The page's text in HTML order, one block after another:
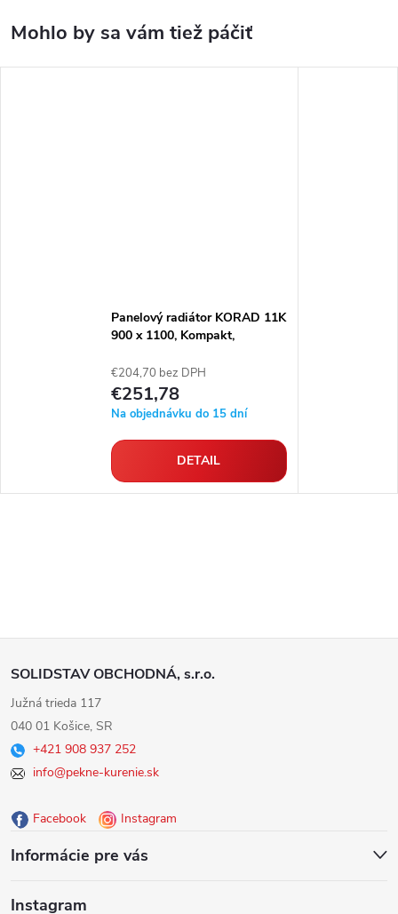
Panelový radiátor KORAD 11K
900 x 1100, Kompakt,
€204,70 bez DPH
€251,78
Na objednávku do 15 dní
DETAIL
Z
á
p
ä
SOLIDSTAV OBCHODNÁ, s.r.o.
Južná trieda 117
040 01 Košice, SR
+421 908 937 252
info@pekne-kurenie.sk
Facebook Instagram
Informácie pre vás
Instagram